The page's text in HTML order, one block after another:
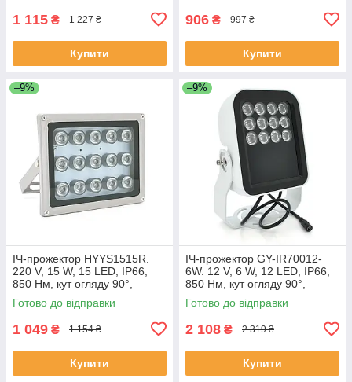
1 115 ₴ 1 227 ₴
Купити
906 ₴ 997 ₴
Купити
–9%
ІЧ-прожектор HYYS1515R.
220 V, 15 W, 15 LED, IP66,
850 Нм, кут огляду 90°,
дальність до 150 м.
ЕКОБОКС
Готово до відправки
1 049 ₴ 1 154 ₴
Купити
–9%
ІЧ-прожектор GY-IR70012-
6W. 12 V, 6 W, 12 LED, IP66,
850 Нм, кут огляду 90°,
дальність до 150 м.
ЕКОБОКС
Готово до відправки
2 108 ₴ 2 319 ₴
Купити